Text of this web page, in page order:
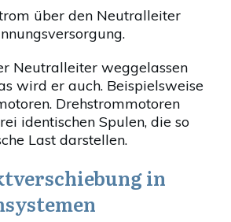
über den Neutralleiter
Neutralleiter weggelassen
wird er auch. Beispielsweise
Drehstrommotoren
identischen Spulen, die so
Last darstellen.
in